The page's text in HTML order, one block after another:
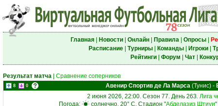
Главная| Новости| Онлайн| Правила| Опросы|
Расписание| Турниры| Команды| Игроки|
Рейтинги| Форум Чат|
Результат матча Сравнение соперников
8 0 Авенир Спортив де Ла Марса (Тунис) -
2 июня 2026, 22:00. Сезон 77. День 263. Лига
Погода:
солнечно, 20° C. Стадион "Абделазиз Штиуи